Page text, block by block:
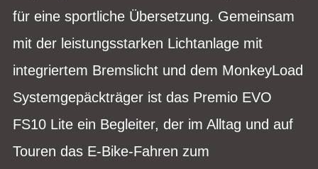
für eine sportliche Übersetzung. Gemeinsam
mit der leistungsstarken Lichtanlage mit
integriertem Bremslicht und dem MonkeyLoad
Systemgepäckträger ist das Premio EVO
FS10 Lite ein Begleiter, der im Alltag und auf
Touren das E-Bike-Fahren zum